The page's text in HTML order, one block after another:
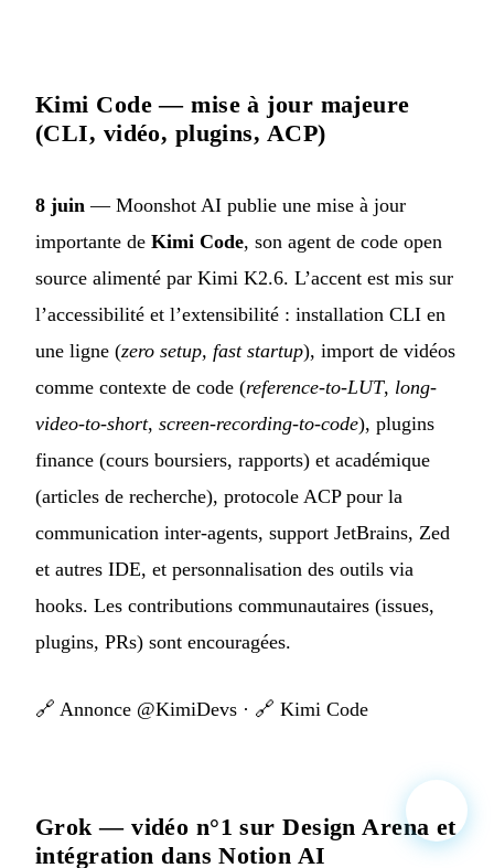
Kimi Code — mise à jour majeure
(CLI, vidéo, plugins, ACP)
8 juin — Moonshot AI publie une mise à jour
importante de Kimi Code, son agent de code open
source alimenté par Kimi K2.6. L’accent est mis sur
l’accessibilité et l’extensibilité : installation CLI en
une ligne (zero setup, fast startup), import de vidéos
comme contexte de code (reference-to-LUT, long-
video-to-short, screen-recording-to-code), plugins
finance (cours boursiers, rapports) et académique
(articles de recherche), protocole ACP pour la
communication inter-agents, support JetBrains, Zed
et autres IDE, et personnalisation des outils via
hooks. Les contributions communautaires (issues,
plugins, PRs) sont encouragées.
🔗 Annonce @KimiDevs · 🔗 Kimi Code
Grok — vidéo n°1 sur Design Arena et
intégration dans Notion AI